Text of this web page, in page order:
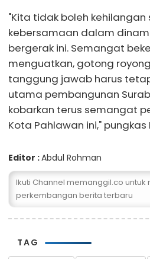
"Kita tidak boleh
kebersamaan dalam
bergerak ini. Semangat
menguatkan, gotong
tanggung jawab harus
utama pembangunan
kobarkan terus semangat
Kota Pahlawan ini," pungkas
Editor :Abdul Rohman
Ikuti Channel memanggil.co untuk
perkembangan berita terbaru
TAG